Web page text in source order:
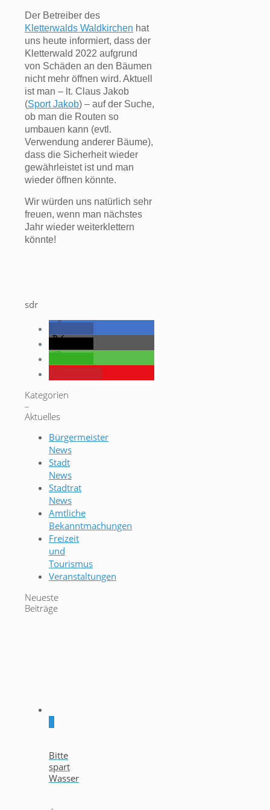
Der Betreiber des
Kletterwalds Waldkirchen hat
uns heute informiert, dass der
Kletterwald 2022 aufgrund
von Schäden an den Bäumen
nicht mehr öffnen wird. Aktuell
ist man – lt. Claus Jakob
(Sport Jakob) – auf der Suche,
ob man die Routen so
umbauen kann (evtl.
Verwendung anderer Bäume),
dass die Sicherheit wieder
gewährleistet ist und man
wieder öffnen könnte.
Wir würden uns natürlich sehr
freuen, wenn man nächstes
Jahr wieder weiterklettern
könnte!
sdr
Kategorien
–
Aktuelles
Bürgermeister
News
Stadt
News
Stadtrat
News
Amtliche
Bekanntmachungen
Freizeit
und
Tourismus
Veranstaltungen
Neueste
Beiträge
Bitte
spart
Wasser